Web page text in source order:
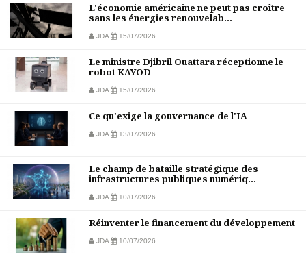
L'économie américaine ne peut pas croître
sans les énergies renouvelab...
JDA 15/07/2026
Le ministre Djibril Ouattara réceptionne le
robot KAYOD
JDA 15/07/2026
Ce qu'exige la gouvernance de l'IA
JDA 13/07/2026
Le champ de bataille stratégique des
infrastructures publiques numériq...
JDA 10/07/2026
Réinventer le financement du développement
JDA 10/07/2026